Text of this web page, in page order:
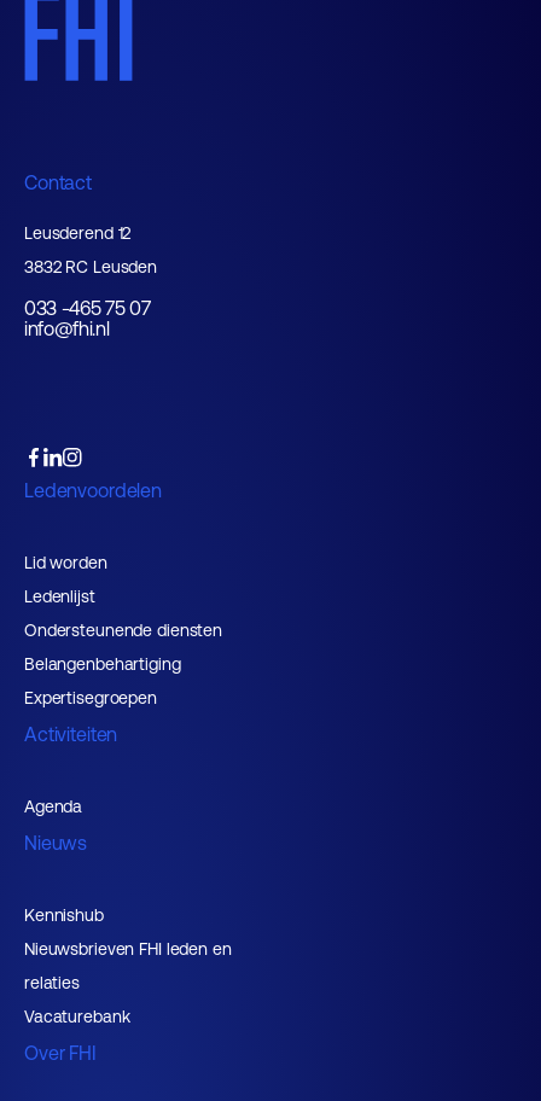
Contact
Leusderend 12
3832 RC Leusden
033 -465 75 07
info@fhi.nl
Ledenvoordelen
Lid worden
Ledenlijst
Ondersteunende diensten
Belangenbehartiging
Expertisegroepen
Activiteiten
Agenda
Nieuws
Kennishub
Nieuwsbrieven FHI leden en
relaties
Vacaturebank
Over FHI